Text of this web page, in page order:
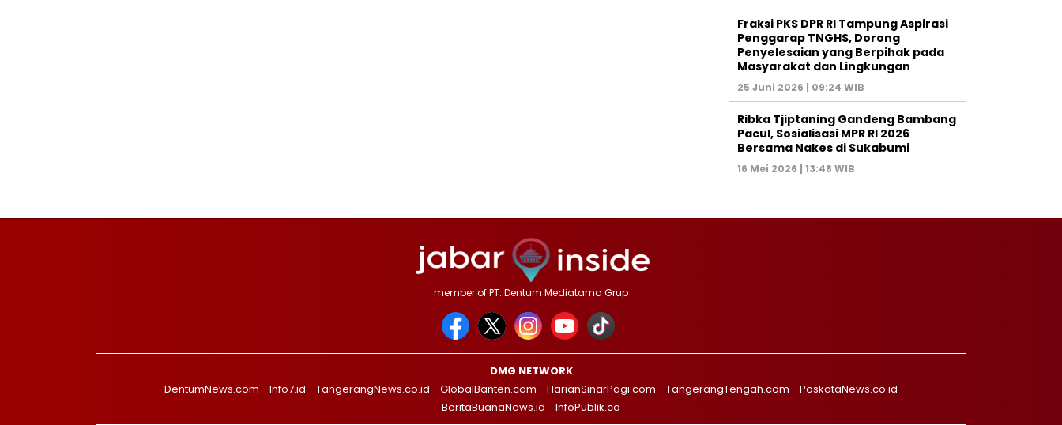
‎Fraksi PKS DPR RI Tampung Aspirasi
Penggarap TNGHS, Dorong
Penyelesaian yang Berpihak pada
Masyarakat dan Lingkungan‎
25 Juni 2026 | 09:24 WIB
Ribka Tjiptaning Gandeng Bambang
Pacul, Sosialisasi MPR RI 2026
Bersama Nakes di Sukabumi
16 Mei 2026 | 13:48 WIB
member of PT. Dentum Mediatama Grup
DMG NETWORK
DentumNews.com
Info7.id TangerangNews.co.id GlobalBanten.com HarianSinarPagi.com TangerangTengah.com
PoskotaNews.co.id
BeritaBuanaNews.id
InfoPublik.co